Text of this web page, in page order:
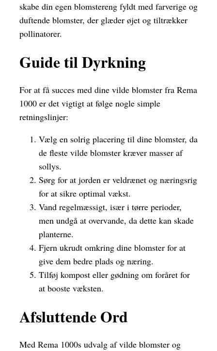
skabe din egen blomstereng fyldt med farverige og
duftende blomster, der glæder øjet og tiltrækker
pollinatorer.
Guide til Dyrkning
For at få succes med dine vilde blomster fra Rema
1000 er det vigtigt at følge nogle simple
retningslinjer:
Vælg en solrig placering til dine blomster, da
de fleste vilde blomster kræver masser af
sollys.
Sørg for at jorden er veldrænet og næringsrig
for at sikre optimal vækst.
Vand regelmæssigt, især i tørre perioder,
men undgå at overvande, da dette kan skade
planterne.
Fjern ukrudt omkring dine blomster for at
give dem bedre plads og næring.
Tilføj kompost eller gødning om foråret for
at booste væksten.
Afsluttende Ord
Med Rema 1000s udvalg af vilde blomster og